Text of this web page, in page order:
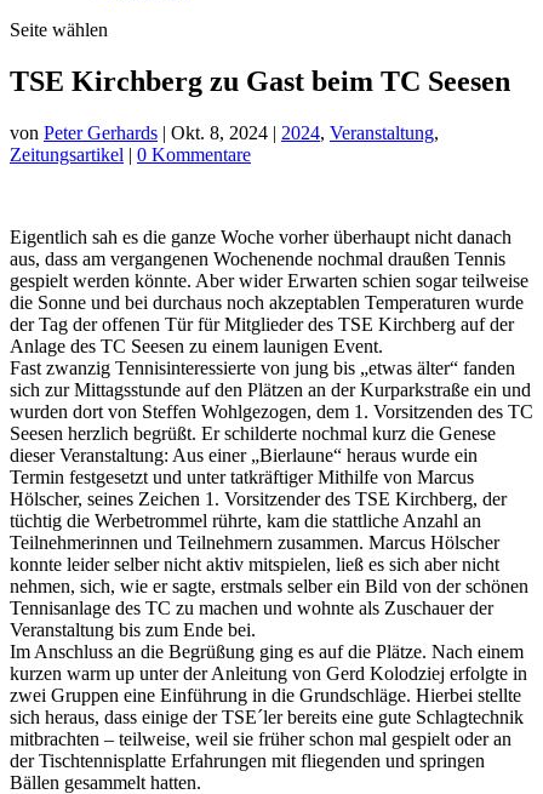
Seite wählen
TSE Kirchberg zu Gast beim TC Seesen
von Peter Gerhards | Okt. 8, 2024 | 2024, Veranstaltung,
Zeitungsartikel | 0 Kommentare
Eigentlich sah es die ganze Woche vorher überhaupt nicht danach
aus, dass am vergangenen Wochenende nochmal draußen Tennis
gespielt werden könnte. Aber wider Erwarten schien sogar teilweise
die Sonne und bei durchaus noch akzeptablen Temperaturen wurde
der Tag der offenen Tür für Mitglieder des TSE Kirchberg auf der
Anlage des TC Seesen zu einem launigen Event.
Fast zwanzig Tennisinteressierte von jung bis „etwas älter“ fanden
sich zur Mittagsstunde auf den Plätzen an der Kurparkstraße ein und
wurden dort von Steffen Wohlgezogen, dem 1. Vorsitzenden des TC
Seesen herzlich begrüßt. Er schilderte nochmal kurz die Genese
dieser Veranstaltung: Aus einer „Bierlaune“ heraus wurde ein
Termin festgesetzt und unter tatkräftiger Mithilfe von Marcus
Hölscher, seines Zeichen 1. Vorsitzender des TSE Kirchberg, der
tüchtig die Werbetrommel rührte, kam die stattliche Anzahl an
Teilnehmerinnen und Teilnehmern zusammen. Marcus Hölscher
konnte leider selber nicht aktiv mitspielen, ließ es sich aber nicht
nehmen, sich, wie er sagte, erstmals selber ein Bild von der schönen
Tennisanlage des TC zu machen und wohnte als Zuschauer der
Veranstaltung bis zum Ende bei.
Im Anschluss an die Begrüßung ging es auf die Plätze. Nach einem
kurzen warm up unter der Anleitung von Gerd Kolodziej erfolgte in
zwei Gruppen eine Einführung in die Grundschläge. Hierbei stellte
sich heraus, dass einige der TSE´ler bereits eine gute Schlagtechnik
mitbrachten – teilweise, weil sie früher schon mal gespielt oder an
der Tischtennisplatte Erfahrungen mit fliegenden und springen
Bällen gesammelt hatten.